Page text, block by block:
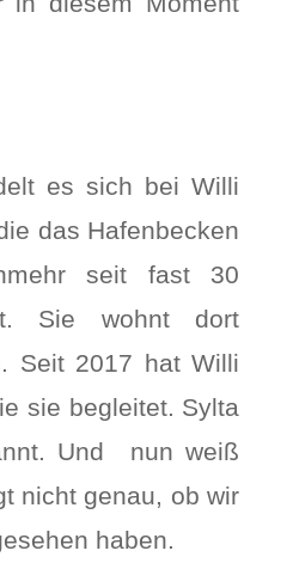
es sich bei Willi
das Hafenbecken
seit fast 30
Sie wohnt dort
Seit 2017 hat Willi
sie begleitet. Sylta
Und nun weiß
nicht genau, ob wir
haben.